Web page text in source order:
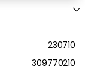
230710
309770210